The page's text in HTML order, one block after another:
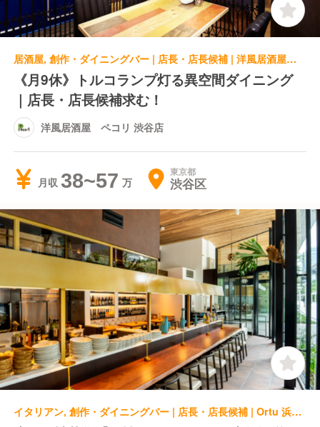
居酒屋, 創作・ダイニングバー | 店長・店長候補 | 洋風居酒屋 ペコリ 渋谷店
《月9休》トルコランプ灯る異空間ダイニング
｜店長・店長候補求む！
洋風居酒屋 ペコリ 渋谷店
月収 38~57 東京都
渋谷区
イタリアン, 創作・ダイニングバー | 店長・店長候補 | Ortu 浜松町